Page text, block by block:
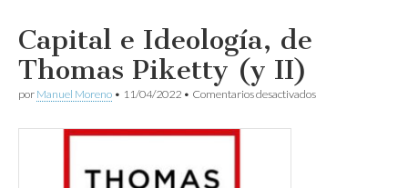
Capital e Ideología, de
Thomas Piketty (y II)
por Manuel Moreno • 11/04/2022 • Comentarios desactivadosen